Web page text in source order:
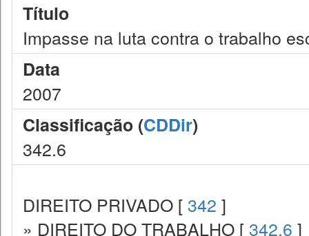
Título
Impasse na luta contra o trabalho
Data
2007
Classificação (CDDir)
342.6
DIREITO PRIVADO [ 342 ]
» DIREITO DO TRABALHO [ 342.6 ]